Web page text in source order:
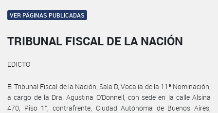
VER PÁGINAS PUBLICADAS
TRIBUNAL FISCAL DE LA NACIÓN
EDICTO
El Tribunal Fiscal de la Nación, Sala D, Vocalía de la 11ª Nominación,
a cargo de la Dra. Agustina O’Donnell, con sede en la calle Alsina
470, Piso 1°, contrafrente, Ciudad Autónoma de Buenos Aires,